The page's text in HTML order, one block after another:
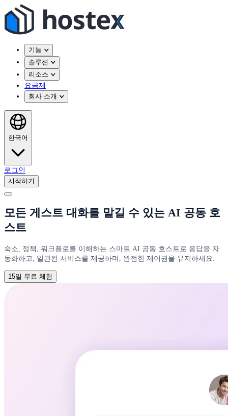
기능
솔루션
리소스
요금제
회사 소개
한국어
로그인
시작하기
모든 게스트 대화를 맡길 수 있는 AI 공동 호
스트
숙소, 정책, 워크플로를 이해하는 스마트 AI 공동 호스트로 응답을 자
동화하고, 일관된 서비스를 제공하며, 완전한 제어권을 유지하세요.
15일 무료 체험